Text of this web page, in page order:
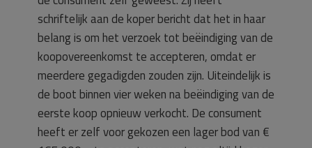
schriftelijk aan de koper bericht dat het in haar
belang is om het verzoek tot beëindiging van de
koopovereenkomst te accepteren, omdat er
meerdere gegadigden zouden zijn. Uiteindelijk is
de boot binnen vier weken na beëindiging van de
eerste koop opnieuw verkocht. De consument
heeft er zelf voor gekozen een lager bod van €